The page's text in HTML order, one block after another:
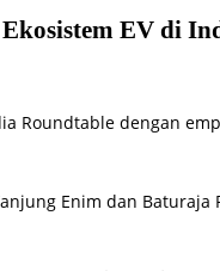
EV di
Roundtable dengan